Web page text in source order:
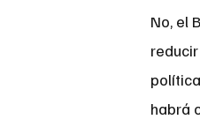
No, el
habrá